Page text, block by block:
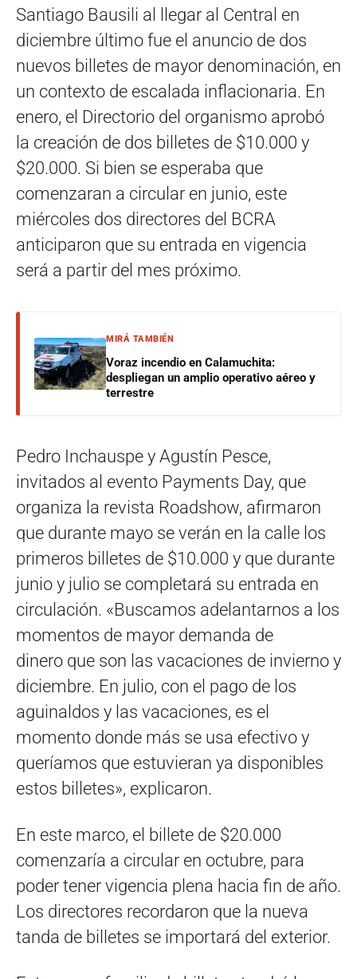
Santiago Bausili al llegar al Central en
diciembre último fue el anuncio de dos
nuevos billetes de mayor denominación, en
un contexto de escalada inflacionaria. En
enero, el Directorio del organismo aprobó
la creación de dos billetes de $10.000 y
$20.000. Si bien se esperaba que
comenzaran a circular en junio, este
miércoles dos directores del BCRA
anticiparon que su entrada en vigencia
será a partir del mes próximo.
MIRÁ TAMBIÉN
Voraz incendio en Calamuchita:
despliegan un amplio operativo aéreo y
terrestre
Pedro Inchauspe y Agustín Pesce,
invitados al evento Payments Day, que
organiza la revista Roadshow, afirmaron
que durante mayo se verán en la calle los
primeros billetes de $10.000 y que durante
junio y julio se completará su entrada en
circulación. «Buscamos adelantarnos a los
momentos de mayor demanda de
dinero que son las vacaciones de invierno y
diciembre. En julio, con el pago de los
aguinaldos y las vacaciones, es el
momento donde más se usa efectivo y
queríamos que estuvieran ya disponibles
estos billetes», explicaron.
En este marco, el billete de $20.000
comenzaría a circular en octubre, para
poder tener vigencia plena hacia fin de año.
Los directores recordaron que la nueva
tanda de billetes se importará del exterior.